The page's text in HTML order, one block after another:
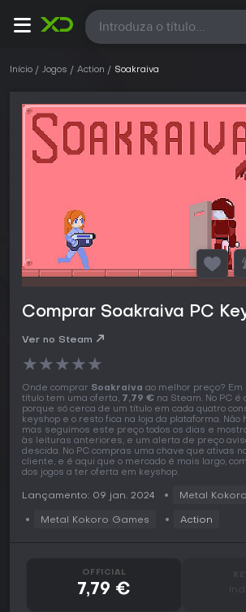
Todas
Início Jogos Action Soakraiva
Comprar Soakraiva PC
Ver no Steam
★★★★★
Onde comprar Soakraiva ao melhor preço? Em
título tem uma oferta, 7,79 € na Steam. No PC é
porque só cerca de um título em cada quatro
keyshop e o resto fica na loja da plataforma. Não
mas seguimos este preço todos os dias e
às leituras anteriores, e um alerta de preço
descida. No PC compras uma chave que ativas
cliente, e é aqui que o mercado é mais largo,
dos jogos a ter oferta em keyshop.
Lançamento: 09 jan. 2024 Metal
Metal Kokoro Games Action
OFFICIAL
7,79 €